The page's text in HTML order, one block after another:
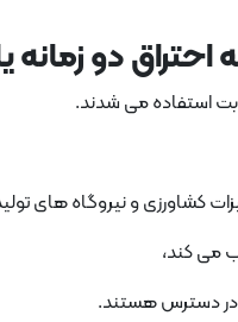
دو زمانه
استفاده می شدند.
کشاورزی و نیروگاه های
می کند،
در دسترس هستند.